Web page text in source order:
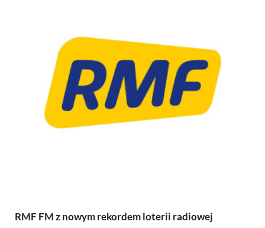
RMF FM z nowym rekordem loterii radiowej